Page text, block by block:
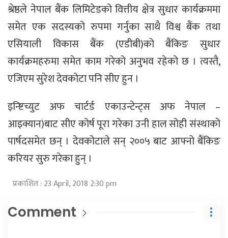
श्रेष्ठले नेपाल बैंक लिमिटेडको वित्तीय क्षेत्र सुधार कार्यक्रममा
समेत एक सदस्यको रुपमा गर्नुका साथै विश्व बैंक तथा
एसियाली विकास बैंक (एडीबी)को बैंकिङ सुधार
कार्यक्रमहरुमा समेत काम गरेको अनुभव रहेको छ । त्यस्तै,
एजिएम सुरेश देवकोटा पनि सीए हुन ।
इन्ष्टिच्युट अफ चार्टर्ड एकाउन्टेन्ट्स अफ नेपाल –
आइक्यान)बाट सीए कोर्ष पूरा गरेका उनी हाल सोही संस्थाको
पार्षदसमेत छन् । देवकोटाले सन् २००५ बाट आफ्नो बैंकिङ
करियर सुरु गरेका हुन् ।
प्रकाशित : 23 April, 2018 2:30 pm
Comment